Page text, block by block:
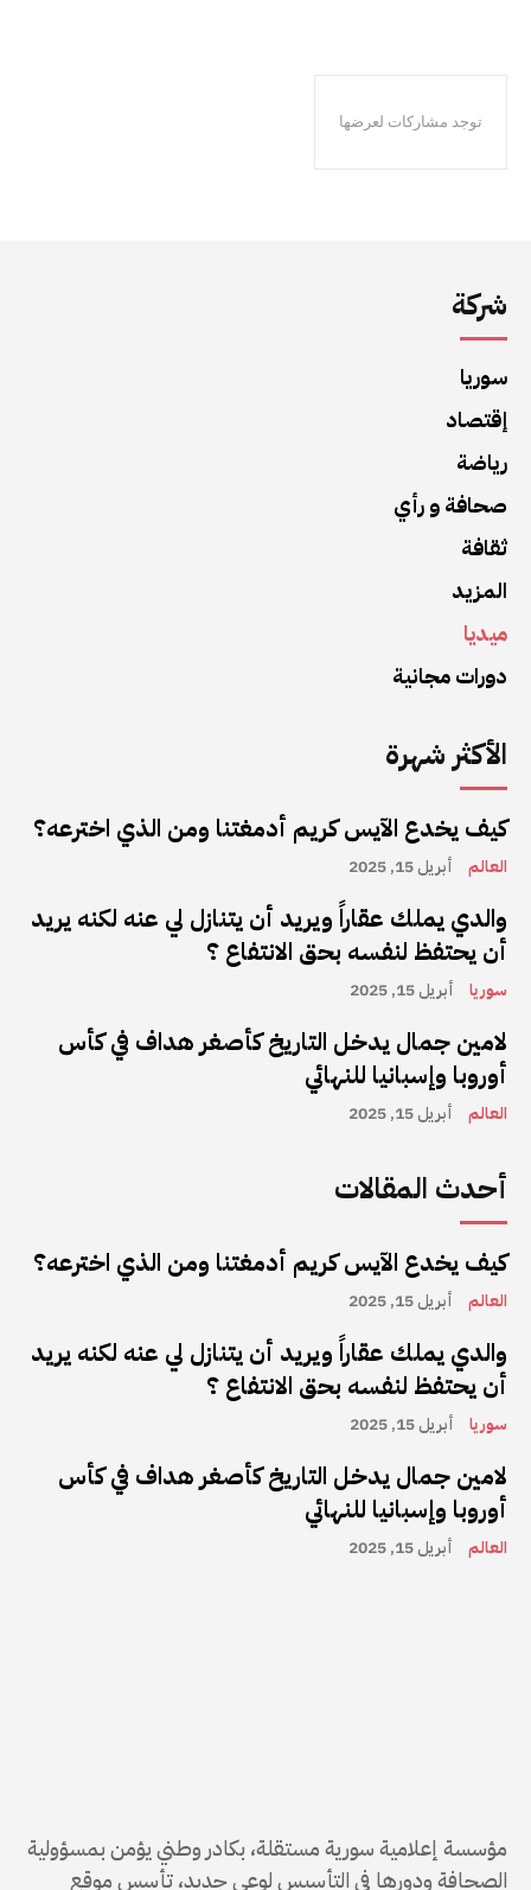
توجد مشاركات لعرضها
شركة
سوريا
إقتصاد
رياضة
صحافة و رأي
ثقافة
المزيد
ميديا
دورات مجانية
الأكثر شهرة
كيف يخدع الآيس كريم أدمغتنا ومن الذي اخترعه؟
العالم أبريل 15, 2025
والدي يملك عقاراً ويريد أن يتنازل لي عنه لكنه يريد
أن يحتفظ لنفسه بحق الانتفاع ؟
سوريا أبريل 15, 2025
لامين جمال يدخل التاريخ كأصغر هداف في كأس
أوروبا وإسبانيا للنهائي
العالم أبريل 15, 2025
أحدث المقالات
كيف يخدع الآيس كريم أدمغتنا ومن الذي اخترعه؟
العالم أبريل 15, 2025
والدي يملك عقاراً ويريد أن يتنازل لي عنه لكنه يريد
أن يحتفظ لنفسه بحق الانتفاع ؟
سوريا أبريل 15, 2025
لامين جمال يدخل التاريخ كأصغر هداف في كأس
أوروبا وإسبانيا للنهائي
العالم أبريل 15, 2025
مؤسسة إعلامية سورية مستقلة، بكادر وطني يؤمن بمسؤولية
الصحافة ودورها في التأسيس لوعي جديد، تأسس موقع